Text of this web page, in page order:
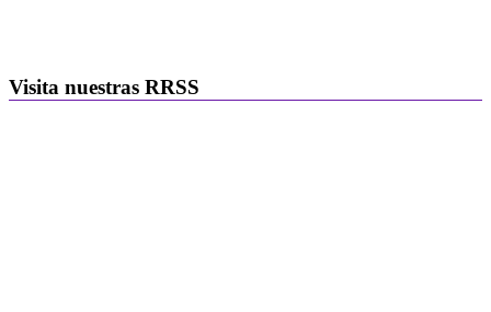
Visita nuestras RRSS